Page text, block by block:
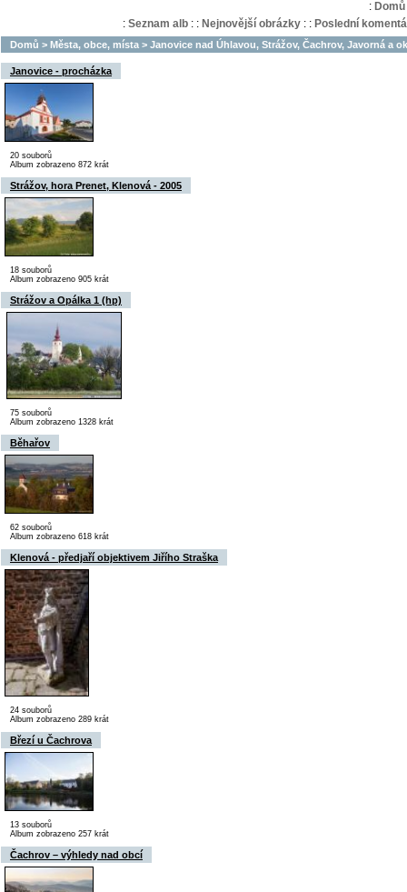
: Domů
: Seznam alb: : Nejnovější obrázky: : Poslední
Domů > Města, obce, místa > Janovice nad Úhlavou, Strážov, Čachrov, Javorná a
Janovice - procházka
20 souborů
Album zobrazeno 872 krát
Strážov, hora Prenet, Klenová - 2005
18 souborů
Album zobrazeno 905 krát
Strážov a Opálka 1 (hp)
75 souborů
Album zobrazeno 1328 krát
Běhařov
62 souborů
Album zobrazeno 618 krát
Klenová - předjaří objektivem Jiřího Straška
24 souborů
Album zobrazeno 289 krát
Březí u Čachrova
13 souborů
Album zobrazeno 257 krát
Čachrov – výhledy nad obcí